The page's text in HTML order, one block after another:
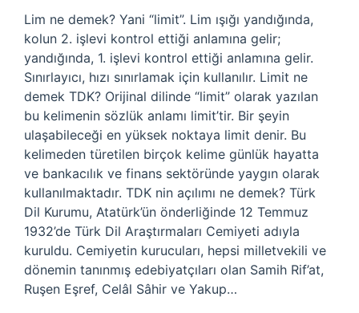
Lim ne demek? Yani “limit”. Lim ışığı yandığında,
kolun 2. işlevi kontrol ettiği anlamına gelir;
yandığında, 1. işlevi kontrol ettiği anlamına gelir.
Sınırlayıcı, hızı sınırlamak için kullanılır. Limit ne
demek TDK? Orijinal dilinde “limit” olarak yazılan
bu kelimenin sözlük anlamı limit’tir. Bir şeyin
ulaşabileceği en yüksek noktaya limit denir. Bu
kelimeden türetilen birçok kelime günlük hayatta
ve bankacılık ve finans sektöründe yaygın olarak
kullanılmaktadır. TDK nin açılımı ne demek? Türk
Dil Kurumu, Atatürk’ün önderliğinde 12 Temmuz
1932’de Türk Dil Araştırmaları Cemiyeti adıyla
kuruldu. Cemiyetin kurucuları, hepsi milletvekili ve
dönemin tanınmış edebiyatçıları olan Samih Rif’at,
Ruşen Eşref, Celâl Sâhir ve Yakup…